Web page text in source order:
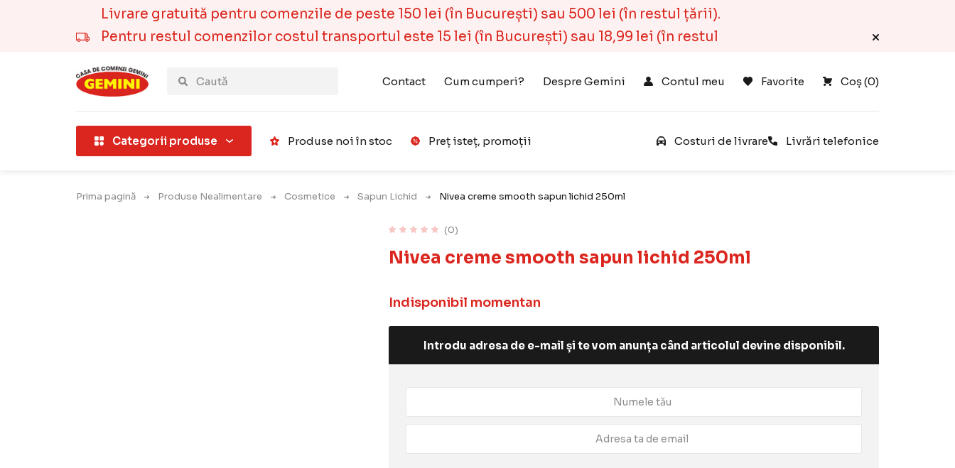
Livrare gratuită pentru comenzile de peste 150 lei (în București) sau 500 lei (în restul țării).
Pentru restul comenzilor costul transportul este 15 lei (în București) sau 18,99 lei (în restul
Contact Cum cumperi? Despre Gemini Contul meu Coș (0)
Favorite
Categorii produse Produse noi în stoc Preț isteț, promoții Costuri de livrare Livrări telefonice
Prima pagină Produse Nealimentare Cosmetice Sapun Lichid Nivea creme smooth sapun lichid 250ml
(0)
Nivea creme smooth sapun lichid 250ml
Indisponibil momentan
Introdu adresa de e-mail și te vom anunța când articolul devine disponibil.